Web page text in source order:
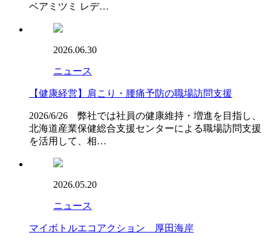
ベアミツミ レデ…
2026.06.30
ニュース
【健康経営】肩こり・腰痛予防の職場訪問支援
2026/6/26 弊社では社員の健康維持・増進を目指し、
北海道産業保健総合支援センターによる職場訪問支援
を活用して、相…
2026.05.20
ニュース
マイボトルエコアクション 厚田海岸